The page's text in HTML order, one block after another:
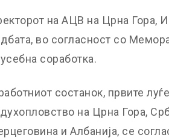
на АЦВ на Црна Гора,
во согласност со
соработка.
состанок, првите
на Црна Гора,
и Албанија, се